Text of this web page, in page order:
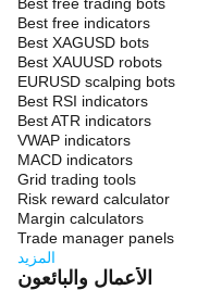
Best free indicators
Best XAGUSD bots
Best XAUUSD robots
EURUSD scalping bots
Best RSI indicators
Best ATR indicators
VWAP indicators
MACD indicators
Grid trading tools
Risk reward calculator
Margin calculators
Trade manager panels
المزيد
الأعمال والبائعون